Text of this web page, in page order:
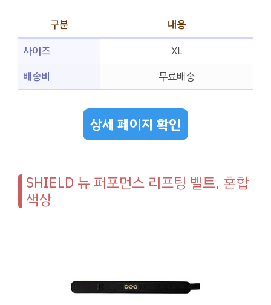
구분
내용
사이즈
XL
배송비
무료배송
상세 페이지 확인
SHIELD 뉴 퍼포먼스 리프팅 벨트, 혼합
색상